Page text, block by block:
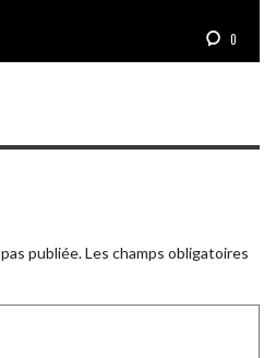
0
publiée.Les champs obligatoires